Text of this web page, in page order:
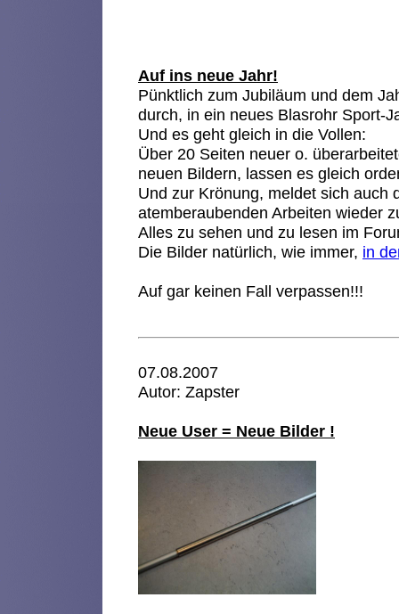
Auf ins neue Jahr!
Pünktlich zum Jubiläum und dem
durch, in ein neues Blasrohr Sport-
Und es geht gleich in die Vollen:
Über 20 Seiten neuer o.
neuen Bildern, lassen es gleich
Und zur Krönung, meldet sich
atemberaubenden Arbeiten wieder
Alles zu sehen und zu lesen im
Die Bilder natürlich, wie immer, in
Auf gar keinen Fall verpassen!!!
07.08.2007
Autor: Zapster
Neue User = Neue Bilder !